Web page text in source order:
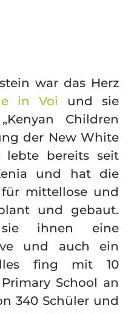
war das Herz
in Voi und sie
Children
der New White
lebte bereits seit
und hat die
mittellose und
und gebaut.
ihnen eine
und auch ein
fing mit 10
School an
340 Schüler und